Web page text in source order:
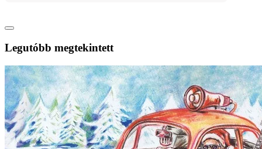
Legutóbb megtekintett